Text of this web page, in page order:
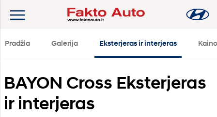
Pradžia Galerija Eksterjeras ir interjeras
BAYON Cross Eksterjeras
ir interjeras